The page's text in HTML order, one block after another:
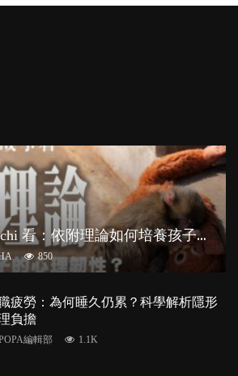
從
小獼猴Panchi 看：依附理論如何培養孩子心理韌性？
850
疲勞：為何睡久仍累？科學解析隱形
負擔
編輯部 1.1K